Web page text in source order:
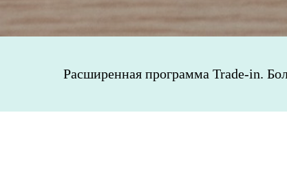
Расширенная программа Trade-in.